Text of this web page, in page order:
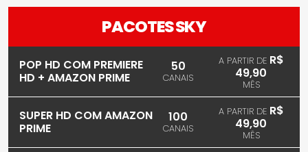
PACOTES SKY
POP HD COM PREMIERE
HD + AMAZON PRIME
50
CANAIS
A PARTIR DE R$
49,90
MÊS
SUPER HD COM AMAZON
PRIME
100
CANAIS
A PARTIR DE R$
49,90
MÊS